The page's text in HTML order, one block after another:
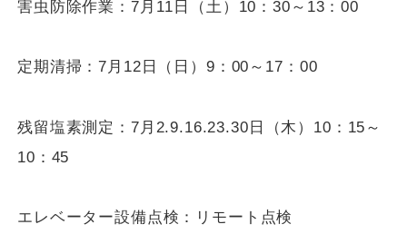
害虫防除作業：7月11日（土）10：30～ 13 ：00
定期清掃：7月12日（日）9：00～ 17 ：00
残留塩素測定：7月2.9.16.23.30日（木）10：15～
10：45
エレベーター設備点検：リモート点検